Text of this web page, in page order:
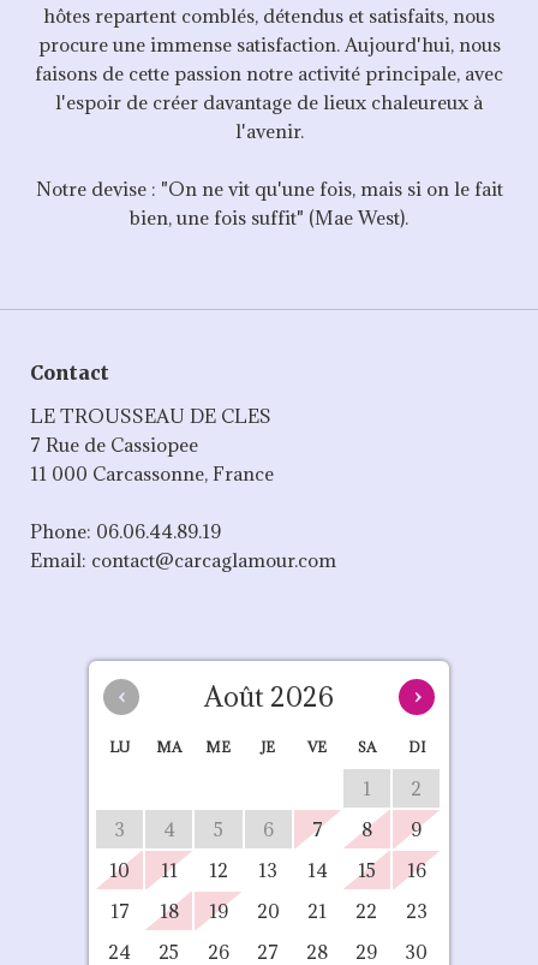
hôtes repartent comblés, détendus et satisfaits, nous
procure une immense satisfaction. Aujourd'hui, nous
faisons de cette passion notre activité principale, avec
l'espoir de créer davantage de lieux chaleureux à
l'avenir.
Notre devise : "On ne vit qu'une fois, mais si on le fait
bien, une fois suffit" (Mae West).
Contact
LE TROUSSEAU DE CLES
7 Rue de Cassiopee
11 000 Carcassonne, France
Phone: 06.06.44.89.19
Email: contact@carcaglamour.com
‹ ›
Août 2026
LU MA ME JE VE SA DI
1
2
3
4 5 6 7 8
9
10
11 12 13 14 15
16
17
18 19 20 21 22
23
24
25 26 27 28 29
30